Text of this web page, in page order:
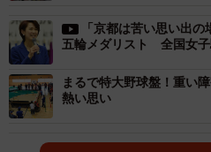
「京都は苦い思い出
五輪メダリスト 全国女子
まるで特大野球盤！重い
熱い思い